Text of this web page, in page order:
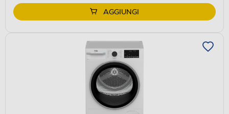
Youreko.
AGGIUNGI